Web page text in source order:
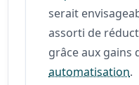
serait
assorti de
grâce aux gains
automatisation.